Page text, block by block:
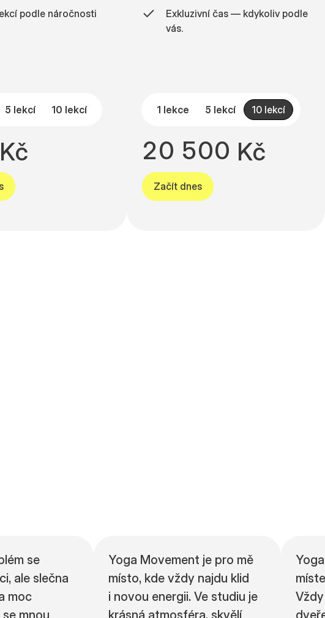
podle náročnosti
5 lekcí 10 lekcí
Kč
Exkluzivní čas — kdykoliv podle
vás.
1 lekce 5 lekcí 10 lekcí
7
0
2
5
8
0
0
3
5
8
0
8
0 Kč
Začít dnes
se
ale slečna
moc
mnou
Yoga Movement je pro mě
místo, kde vždy najdu klid
i novou energii. Ve studiu je
krásná atmosféra, skvělí